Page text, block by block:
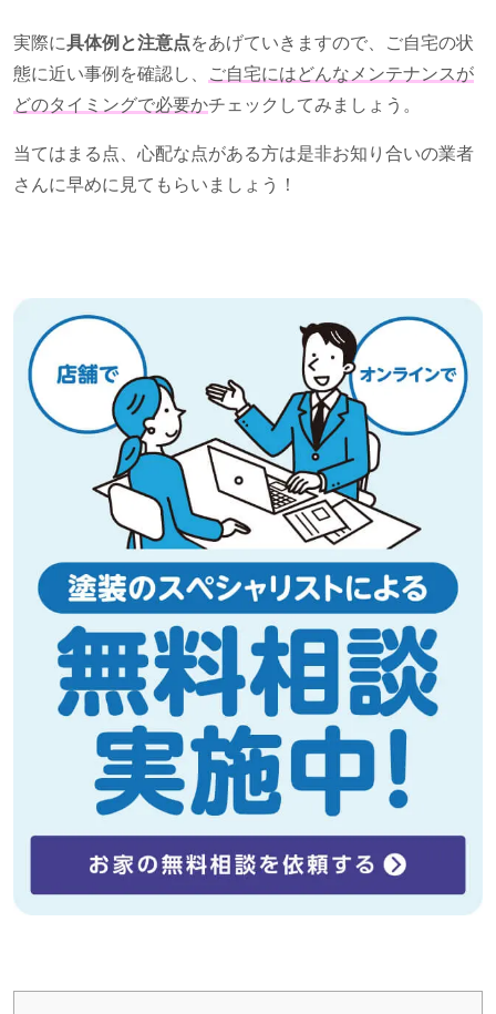
実際に具体例と注意点をあげていきますので、ご自宅の状
態に近い事例を確認し、
ご自宅にはどんなメンテナンスが
どのタイミングで必要かチェックしてみましょう。
当てはまる点、心配な点がある方は是非お知り合いの業者
さんに早めに見てもらいましょう！